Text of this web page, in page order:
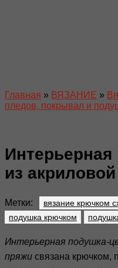
Главная » ВЯЗАНИЕ »
пледов, покрывал и
из
Метки: вязание крючком
подушка крючком
Интерьерная подушка-
пряжи связана крючком,